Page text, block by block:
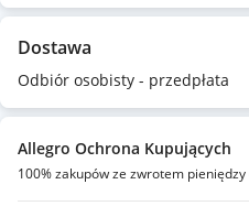
Dostawa
Odbiór osobisty - przedpłata
Allegro Ochrona Kupujących
100% zakupów ze zwrotem pieniędzy